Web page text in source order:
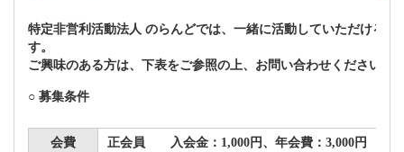
特定非営利活動法人 のらんどでは、一緒に活動していただける方
す。
ご興味のある方は、下表をご参照の上、お問い合わせください。
○ 募集条件
会費
正会員 入会金：1,000円、年会費：3,000円